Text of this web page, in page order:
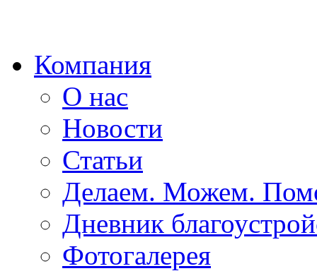
Компания
О нас
Новости
Статьи
Делаем. Можем.
Дневник
Фотогалерея